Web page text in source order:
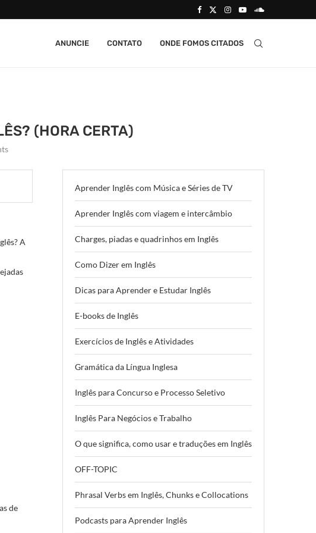
ANUNCIE CONTATO ONDE FOMOS CITADOS
(HORA CERTA)
A
de
Aprender Inglês com Música e Séries de TV
Aprender Inglês com viagem e intercâmbio
Charges, piadas e quadrinhos em Inglês
Como Dizer em Inglês
Dicas para Aprender e Estudar Inglês
E-books de Inglês
Exercícios de Inglês e Atividades
Gramática da Língua Inglesa
Inglês para Concurso e Processo Seletivo
Inglês Para Negócios e Trabalho
O que significa, como usar e traduções em Inglês
OFF-TOPIC
Phrasal Verbs em Inglês, Chunks e Collocations
Podcasts para Aprender Inglês